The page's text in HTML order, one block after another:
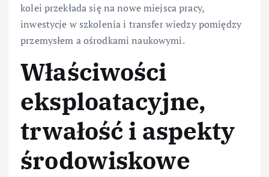
kolei przekłada się na nowe miejsca pracy,
inwestycje w szkolenia i transfer wiedzy pomiędzy
przemysłem a ośrodkami naukowymi.
Właściwości
eksploatacyjne,
trwałość i aspekty
środowiskowe